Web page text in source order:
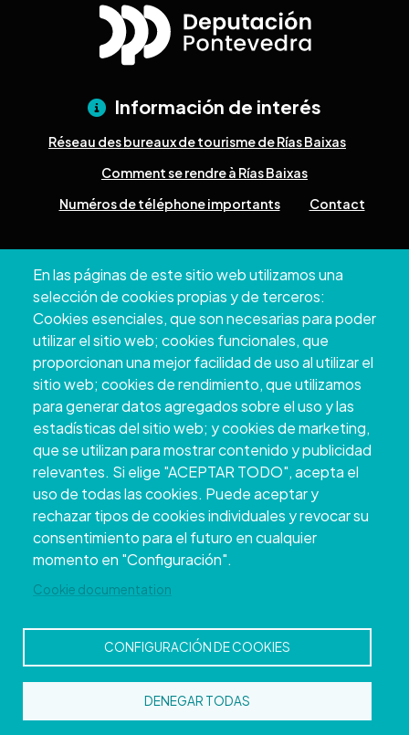
En las páginas de este sitio web utilizamos una
selección de cookies propias y de terceros:
Cookies esenciales, que son necesarias para poder
utilizar el sitio web; cookies funcionales, que
proporcionan una mejor facilidad de uso al utilizar el
sitio web; cookies de rendimiento, que utilizamos
para generar datos agregados sobre el uso y las
estadísticas del sitio web; y cookies de marketing,
que se utilizan para mostrar contenido y publicidad
relevantes. Si elige "ACEPTAR TODO", acepta el
uso de todas las cookies. Puede aceptar y
rechazar tipos de cookies individuales y revocar su
consentimiento para el futuro en cualquier
momento en "Configuración".
Cookie documentation
CONFIGURACIÓN DE COOKIES
DENEGAR TODAS
Información de interés
Réseau des bureaux de tourisme de Rías Baixas
Comment se rendre à Rías Baixas
Numéros de téléphone importants
Contact
Pontevedra
+34 986 804 100 | +34 986 804 124
Copyright © 2026. Conseil provincial de
Pontevedra.Tous droits réservés